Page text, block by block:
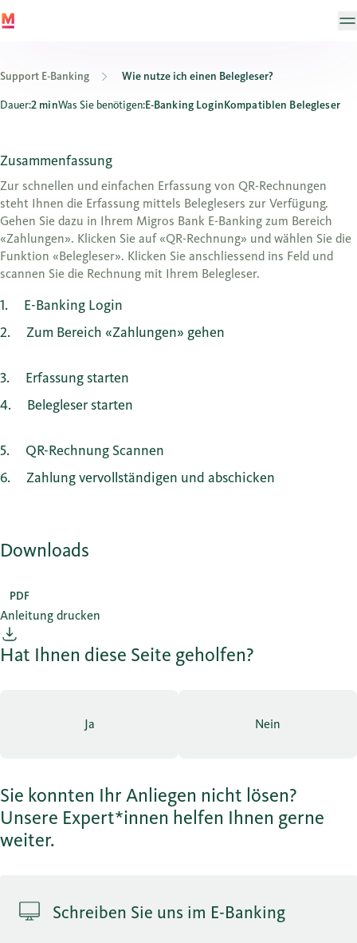
Support E-Banking Wie nutze ich einen Belegleser?
Wie nutze ich einen Belegleser?
Dauer:2 minWas Sie benötigen:E-Banking LoginKompatiblen Belegleser
Zusammenfassung
Zur schnellen und einfachen Erfassung von QR-Rechnungen
steht Ihnen die Erfassung mittels Beleglesers zur Verfügung.
Gehen Sie dazu in Ihrem Migros Bank E-Banking zum Bereich
«Zahlungen». Klicken Sie auf «QR-Rechnung» und wählen Sie die
Funktion «Belegleser». Klicken Sie anschliessend ins Feld und
scannen Sie die Rechnung mit Ihrem Belegleser.
1
E-Banking Login
2
Zum Bereich «Zahlungen» gehen
3
Erfassung starten
4
Belegleser starten
5
QR-Rechnung Scannen
6
Zahlung vervollständigen und abschicken
Downloads
PDF
Anleitung drucken
Hat Ihnen diese Seite geholfen?
Ja Nein
Sie konnten Ihr Anliegen nicht lösen?
Unsere Expert*innen helfen Ihnen gerne
weiter.
Schreiben Sie uns im E-Banking